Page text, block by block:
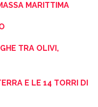
MARITTIMA
TRA OLIVI,
E LE 14 TORRI DI